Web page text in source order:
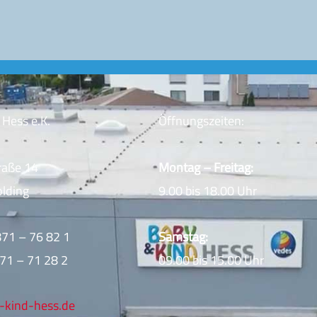
e.K.
14
– 76 82 1
– 71 28 2
hess.de
Öffnungszeiten:
Montag – Freitag:
9.00 bis 18.00 Uhr
Samstag:
09.00 bis 15.00 Uhr